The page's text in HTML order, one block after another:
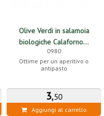
Olive Verdi in salamoia
biologiche Calaforno...
0980
Ottime per un aperitivo o
antipasto
3,50
Aggiungi al carrello